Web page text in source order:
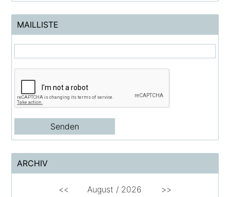
MAILLISTE
ARCHIV
<< August / 2026 >>